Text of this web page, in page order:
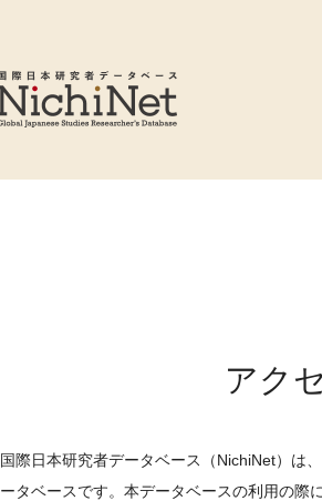
アク
国際日本研究者データベース（NichiNet）は
ータベースです。本データベースの利用の際に